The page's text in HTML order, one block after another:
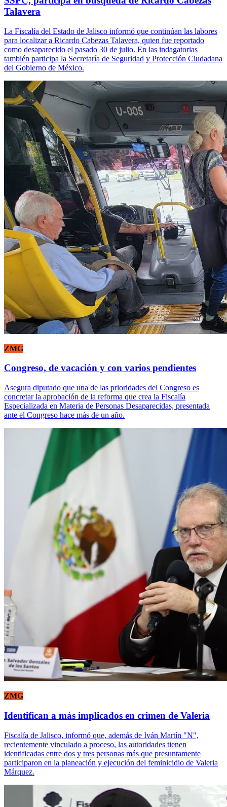
Talavera
La Fiscalía del Estado de Jalisco informó que continúan las labores
para localizar a Ricardo Cabezas Talavera, quien fue reportado
como desaparecido el pasado 30 de julio. En las indagatorias
también participa la Secretaría de Seguridad y Protección Ciudadana
del Gobierno de México.
ZMG
Congreso, de vacación y con varios pendientes
Asegura diputado que una de las prioridades del Congreso es
concretar la aprobación de la reforma que crea la Fiscalía
Especializada en Materia de Personas Desaparecidas, presentada
ante el Congreso hace más de un año.
ZMG
Identifican a más implicados en crimen de Valeria
Fiscalía de Jalisco, informó que, además de Iván Martín "N",
recientemente vinculado a proceso, las autoridades tienen
identificadas entre dos y tres personas más que presuntamente
participaron en la planeación y ejecución del feminicidio de Valeria
Márquez.